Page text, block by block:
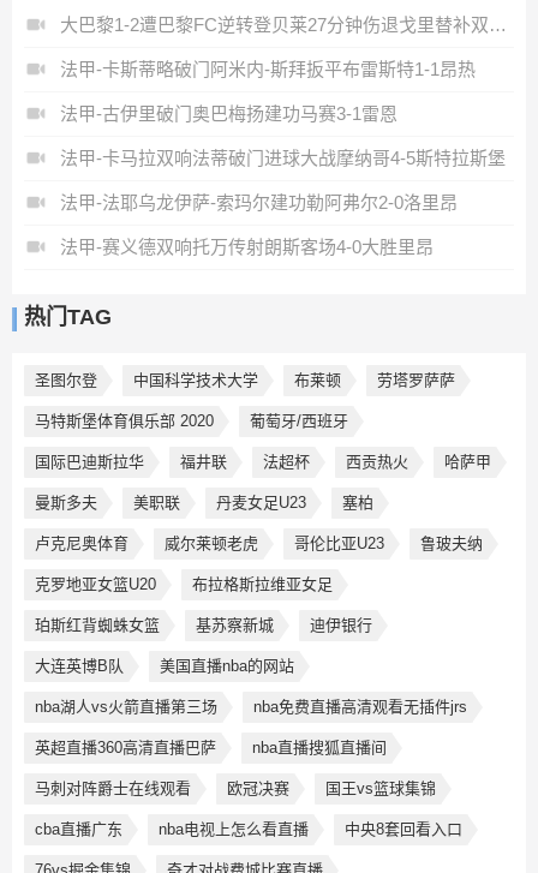
大巴黎1-2遭巴黎FC逆转登贝莱27分钟伤退戈里替补双响+读秒绝杀
法甲-卡斯蒂略破门阿米内-斯拜扳平布雷斯特1-1昂热
法甲-古伊里破门奥巴梅扬建功马赛3-1雷恩
法甲-卡马拉双响法蒂破门进球大战摩纳哥4-5斯特拉斯堡
法甲-法耶乌龙伊萨-索玛尔建功勒阿弗尔2-0洛里昂
法甲-赛义德双响托万传射朗斯客场4-0大胜里昂
热门TAG
圣图尔登 中国科学技术大学 布莱顿 劳塔罗萨萨
马特斯堡体育俱乐部 2020 葡萄牙/西班牙
国际巴迪斯拉华 福井联 法超杯 西贡热火 哈萨甲
曼斯多夫 美职联 丹麦女足U23 塞柏
卢克尼奥体育 威尔莱顿老虎 哥伦比亚U23 鲁玻夫纳
克罗地亚女篮U20 布拉格斯拉维亚女足
珀斯红背蜘蛛女篮 基苏察新城 迪伊银行
大连英博B队 美国直播nba的网站
nba湖人vs火箭直播第三场 nba免费直播高清观看无插件jrs
英超直播360高清直播巴萨 nba直播搜狐直播间
马刺对阵爵士在线观看 欧冠决赛 国王vs篮球集锦
cba直播广东 nba电视上怎么看直播 中央8套回看入口